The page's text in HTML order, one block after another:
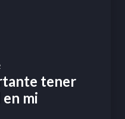
tener
mi